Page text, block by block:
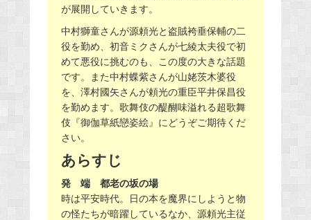
が展開していきます。
中村獅童さんが源頼光と盗賊袴垂保輔の二
役を勤め、初音ミクさんが七綾太夫役で初
めて悪役に挑むのも、この度の大きな話題
です。また中村蝶紫さんが山姥茨木婆役
を、澤村國矢さんが頼光の重臣平井保昌役
を勤めます。歌舞伎の醍醐味溢れる超歌舞
伎『御伽草紙戀姿絵』にどうぞご期待くだ
さい。
あらすじ
発 端 都老の坂の場
時は平安時代。日の本を魔界にしようと物
の怪たちが暗躍しているなか、源頼光主従